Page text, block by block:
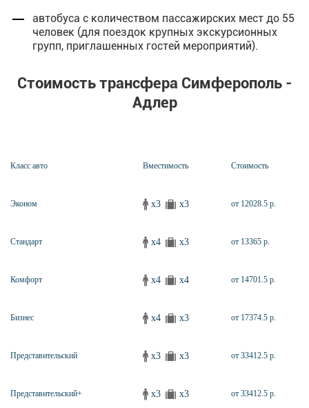
автобуса с количеством пассажирских мест до 55
человек (для поездок крупных экскурсионных
групп, приглашенных гостей мероприятий).
Стоимость трансфера Симферополь -
Адлер
Класс авто Вместимость Стоимость
Эконом x3 x3 от 12028.5 р.
Стандарт x4 x3 от 13365 р.
Комфорт x4 x4 от 14701.5 р.
Бизнес x4 x3 от 17374.5 р.
Представительский x3 x3 от 33412.5 р.
Представительский+ x3 x3 от 33412.5 р.